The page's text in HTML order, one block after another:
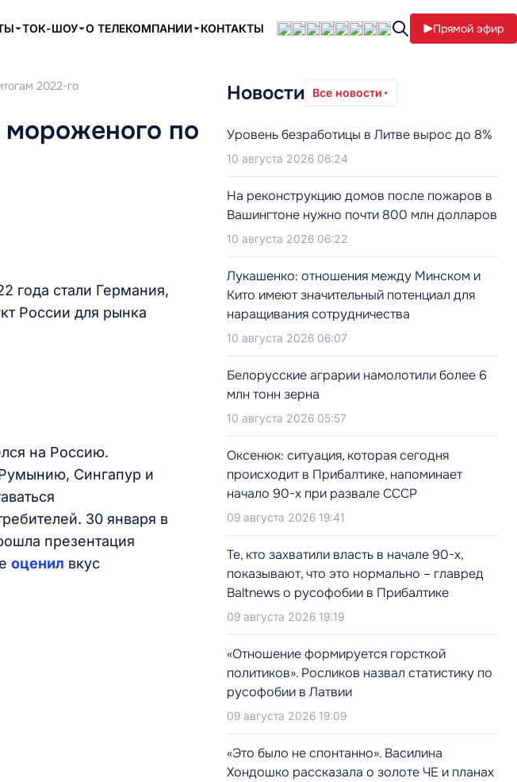
ТОК-ШОУ О ТЕЛЕКОМПАНИИ КОНТАКТЫ Прямой эфир
2022-го
по
года стали Германия,
России для рынка
на Россию.
Сингапур и
30 января в
презентация
оценил вкус
Новости Все новости
Уровень безработицы в Литве вырос до 8%
10 августа 2026 06:24
На реконструкцию домов после пожаров в
Вашингтоне нужно почти 800 млн долларов
10 августа 2026 06:22
Лукашенко: отношения между Минском и
Кито имеют значительный потенциал для
наращивания сотрудничества
10 августа 2026 06:07
Белорусские аграрии намолотили более 6
млн тонн зерна
10 августа 2026 05:57
Оксенюк: ситуация, которая сегодня
происходит в Прибалтике, напоминает
начало 90-х при развале СССР
09 августа 2026 19:41
Те, кто захватили власть в начале 90-х,
показывают, что это нормально – главред
Baltnews о русофобии в Прибалтике
09 августа 2026 19:19
«Отношение формируется горсткой
политиков». Росликов назвал статистику по
русофобии в Латвии
09 августа 2026 19:09
«Это было не спонтанно». Василина
Хондошко рассказала о золоте ЧЕ и планах